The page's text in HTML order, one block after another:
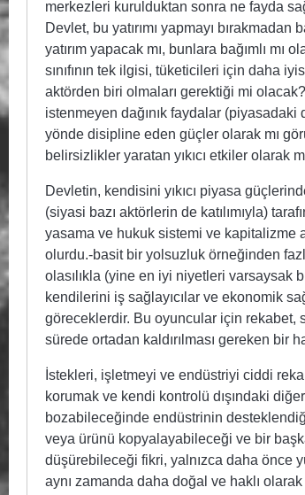
merkezleri kurulduktan sonra ne fayda
Devlet, bu yatırımı yapmayı
yatırım yapacak mı, bunlara bağımlı mı
sınıfının tek ilgisi, tüketicileri için daha
aktörden biri olmaları gerektiği mi
istenmeyen dağınık faydalar
yönde disipline eden güçler olarak mı
belirsizlikler yaratan yıkıcı etkiler olarak
Devletin, kendisini yıkıcı piyasa
(siyasi bazı aktörlerin de katılımıyla)
yasama ve hukuk sistemi ve kapitalizme
olurdu.-basit bir yolsuzluk örneğinden
olasılıkla (yine en iyi niyetleri varsaysak
kendilerini iş sağlayıcılar ve ekonomik
göreceklerdir. Bu oyuncular için rekabet,
sürede ortadan kaldırılması gereken bir
İstekleri, işletmeyi ve endüstriyi ciddi
korumak ve kendi kontrolü dışındaki
bozabileceğinde endüstrinin
veya ürünü kopyalayabileceği ve bir
düşürebileceği fikri, yalnızca daha önce
aynı zamanda daha doğal ve haklı olarak